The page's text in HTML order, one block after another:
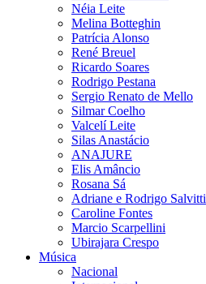
Néia Leite
Melina Botteghin
Patrícia Alonso
René Breuel
Ricardo Soares
Rodrigo Pestana
Sergio Renato de Mello
Silmar Coelho
Valcelí Leite
Silas Anastácio
ANAJURE
Elis Amâncio
Rosana Sá
Adriane e Rodrigo Salvitti
Caroline Fontes
Marcio Scarpellini
Ubirajara Crespo
Música
Nacional